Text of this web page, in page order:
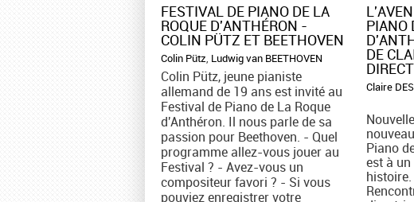
FESTIVAL DE PIANO DE LA
ROQUE D'ANTHÉRON -
COLIN PÜTZ ET BEETHOVEN
Colin Pütz, Ludwig van BEETHOVEN
Colin Pütz, jeune pianiste
allemand de 19 ans est invité au
Festival de Piano de La Roque
d'Anthéron. Il nous parle de sa
passion pour Beethoven. - Quel
programme allez-vous jouer au
Festival ? - Avez-vous un
compositeur favori ? - Si vous
pouviez enregistrer votre
PIANO
DE
Claire
Piano
est à
histoire.